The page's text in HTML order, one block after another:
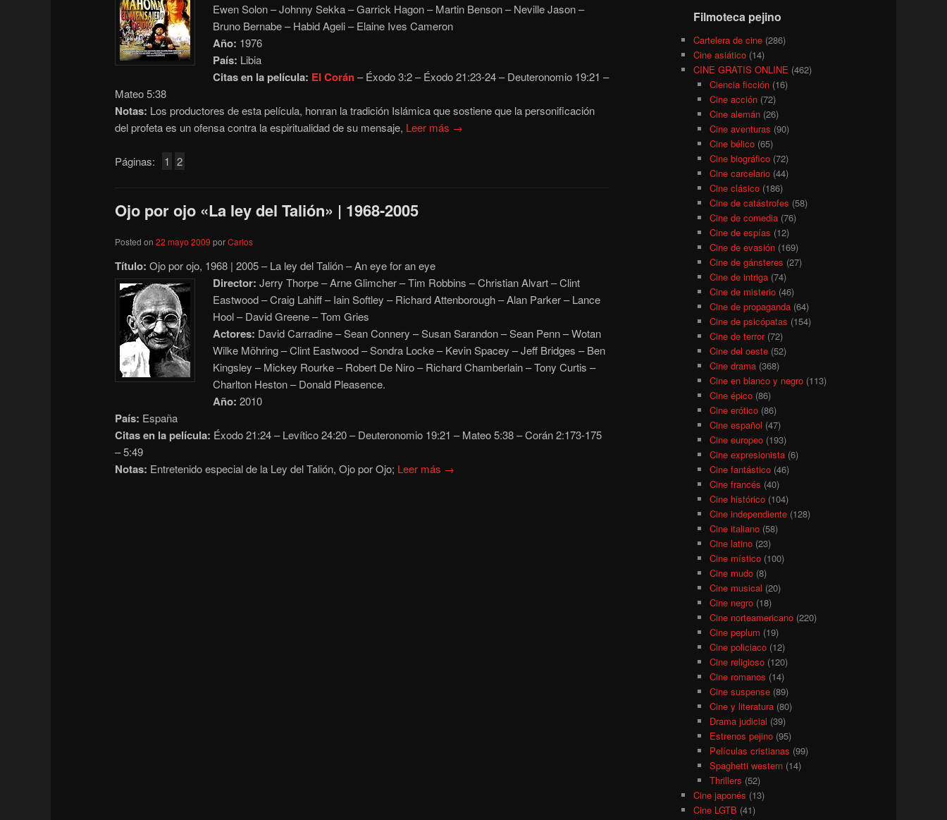
Ewen Solon – Johnny Sekka – Garrick Hagon – Martin Benson – Neville Jason –
Bruno Bernabe – Habid Ageli – Elaine Ives Cameron
Año: 1976
País: Libia
Citas en la película: El Corán– Éxodo 3:2 – Éxodo 21:23-24 – Deuteronomio 19:21 –
Mateo 5:38
Notas: Los productores de esta película, honran la tradición Islámica que sostiene que la personificación
del profeta es un ofensa contra la espiritualidad de su mensaje, Leer más →
Páginas: 1 2
Ojo por ojo «La ley del Talión» | 1968-2005
Posted on22 mayo 2009 porCarlos
Título:Ojo por ojo, 1968 | 2005 – La ley del Talión – An eye for an eye
Director: Jerry Thorpe – Arne Glimcher – Tim Robbins – Christian Alvart – Clint
Eastwood – Craig Lahiff – Iain Softley – Richard Attenborough – Alan Parker – Lance
Hool – David Greene – Tom Gries
Actores: David Carradine – Sean Connery – Susan Sarandon – Sean Penn – Wotan
Wilke Möhring – Clint Eastwood – Sondra Locke – Kevin Spacey – Jeff Bridges – Ben
Kingsley – Mickey Rourke – Robert De Niro – Richard Chamberlain – Tony Curtis –
Charlton Heston – Donald Pleasence.
Año: 2010
País: España
Citas en la película: Éxodo 21:24 – Levítico 24:20 – Deuteronomio 19:21 – Mateo 5:38 – Corán 2:173-175
– 5:49
Notas: Entretenido especial de la Ley del Talión, Ojo por Ojo; Leer más →
Filmoteca pejino
Cartelera de cine (286)
Cine asiático (14)
CINE GRATIS ONLINE (462)
Ciencia ficción(16)
Cine acción(72)
Cine alemán(26)
Cine aventuras (90)
Cine bélico(65)
Cine biográfico(72)
Cine carcelario(44)
Cine clásico(186)
Cine de catástrofes (58)
Cine de comedia(76)
Cine de espías (12)
Cine de evasión(169)
Cine de gánsteres (27)
Cine de intriga(74)
Cine de misterio(46)
Cine de propaganda(64)
Cine de psicópatas (154)
Cine de terror(72)
Cine del oeste(52)
Cine drama(368)
Cine en blanco y negro(113)
Cine épico(86)
Cine erótico(86)
Cine español (47)
Cine europeo(193)
Cine expresionista(6)
Cine fantástico(46)
Cine francés (40)
Cine histórico(104)
Cine independiente(128)
Cine italiano(58)
Cine latino(23)
Cine místico(100)
Cine mudo(8)
Cine musical (20)
Cine negro(18)
Cine norteamericano(220)
Cine peplum (19)
Cine policiaco(12)
Cine religioso(120)
Cine romanos (14)
Cine suspense(89)
Cine y literatura(80)
Drama judicial (39)
Estrenos pejino(95)
Películas cristianas (99)
Spaghetti western(14)
Thrillers (52)
Cine japonés (13)
Cine LGTB (41)